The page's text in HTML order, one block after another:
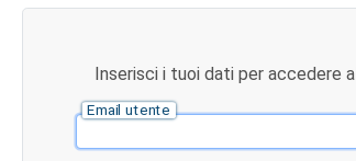
Inserisci i tuoi dati per accedere
Email utente